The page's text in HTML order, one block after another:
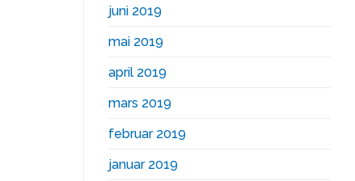
juni 2019
mai 2019
april 2019
mars 2019
februar 2019
januar 2019